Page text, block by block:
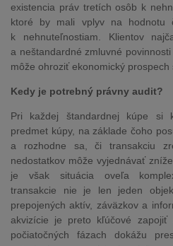
existencia práv tretích osôb k
ktoré by mali vplyv na hodnotu
k nehnuteľnostiam. Klientov
a neštandardné zmluvné
môže ohroziť ekonomický prospech
Kedy je potrebný právny audit?
Pri každej štandardnej kúpe si
predmet kúpy, na základe čoho
a rozhodne sa, či transakciu
nedostatkov môže vyjednávať
je však situácia oveľa
transakcie nie je len jeden
prepojených aktív, záväzkov a
akvizície je preto kľúčové zapojiť
počiatočných fázach dokážu